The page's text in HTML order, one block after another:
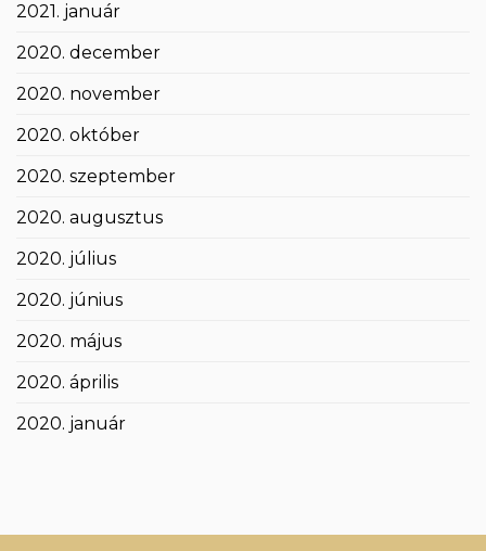
2021. január
2020. december
2020. november
2020. október
2020. szeptember
2020. augusztus
2020. július
2020. június
2020. május
2020. április
2020. január